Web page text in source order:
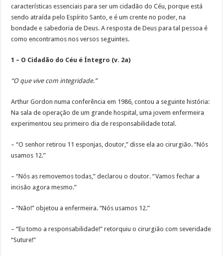
características essenciais para ser um cidadão do Céu, porque está
sendo atraída pelo Espírito Santo, e é um crente no poder, na
bondade e sabedoria de Deus. A resposta de Deus para tal pessoa é
como encontramos nos versos seguintes.
1 – O Cidadão do Céu é Íntegro (v. 2a)
“O que vive com integridade.”
Arthur Gordon numa conferência em 1986, contou a seguinte história:
Na sala de operação de um grande hospital, uma jovem enfermeira
experimentou seu primeiro dia de responsabilidade total.
– “O senhor retirou 11 esponjas, doutor,” disse ela ao cirurgião. “Nós
usamos 12.”
– “Nós as removemos todas,” de­clarou o doutor. “Vamos fechar a
incisão agora mesmo.”
– “Não!” objetou a enfermeira. “Nós usamos 12.”
– “Eu tomo a responsabilidade!” re­torquiu o cirurgião com severidade
“Suture!”